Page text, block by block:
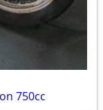
750cc